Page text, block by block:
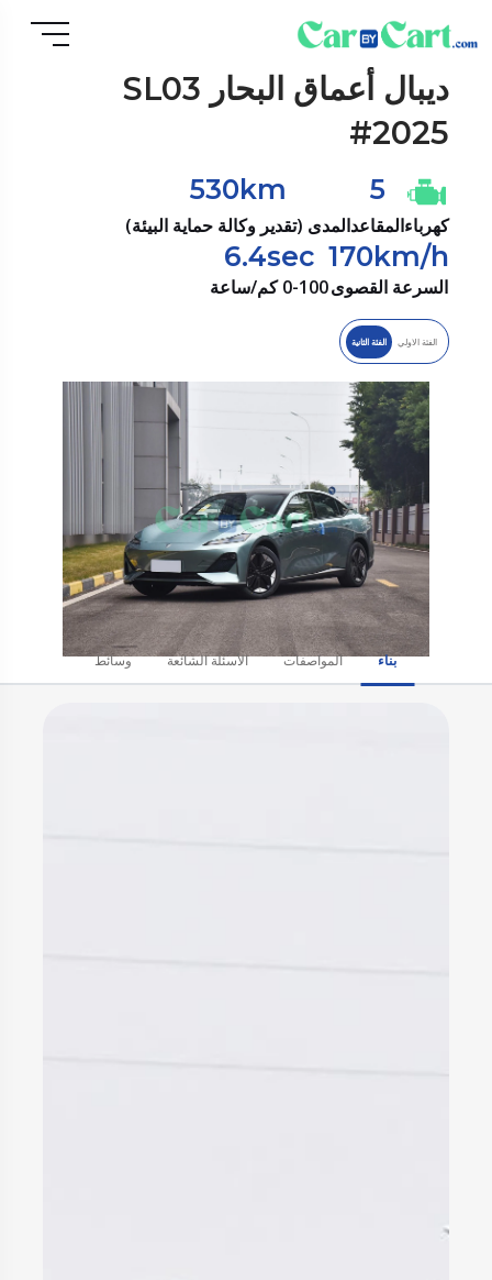
ديبال
أعماق البحار SL03
#2025
كهرباء
5
المقاعد
530km
المدى (تقدير وكالة حماية البيئة)
170km/h
السرعة القصوى
6.4sec
0-100 كم/ساعة
الفئة الاولي الفئة الثانية
بناء المواصفات الأسئلة الشائعة وسائط